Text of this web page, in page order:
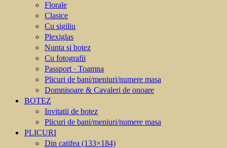
Florale
Clasice
Cu sigiliu
Plexiglas
Nunta si botez
Cu fotografii
Passport · Toamna
Plicuri de bani/meniuri/numere masa
Domnisoare & Cavaleri de onoare
BOTEZ
Invitatii de botez
Plicuri de bani/meniuri/numere masa
PLICURI
Din catifea (133×184)